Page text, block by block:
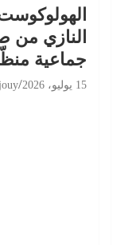
النازي من
جماعية
15 يوليو، 2026